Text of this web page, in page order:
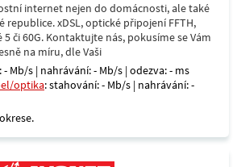
internet nejen do domácnosti, ale také
republice. xDSL, optické připojení FFTH,
5 či 60G. Kontaktujte nás, pokusíme se Vám
na míru, dle Vaši
- Mb/s | nahrávání: - Mb/s | odezva: - ms
optika: stahování: - Mb/s | nahrávání: -